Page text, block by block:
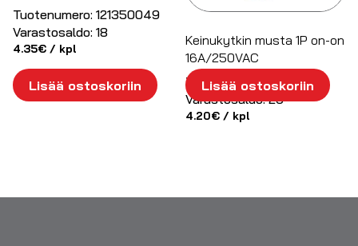
Tuotenumero: 121350049
Varastosaldo: 18
4.35€ / kpl
Lisää ostoskoriin
Keinukytkin musta 1P on-on
16A/250VAC
Tuotenumero:3501418
Varastosaldo:26
4.20€ / kpl
Lisää ostoskoriin